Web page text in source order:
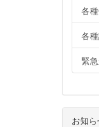
各
各
緊
お知